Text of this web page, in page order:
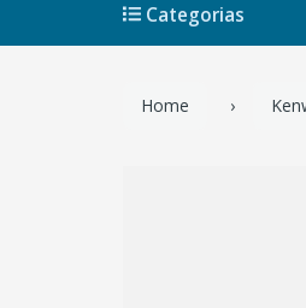
Categorias
Home